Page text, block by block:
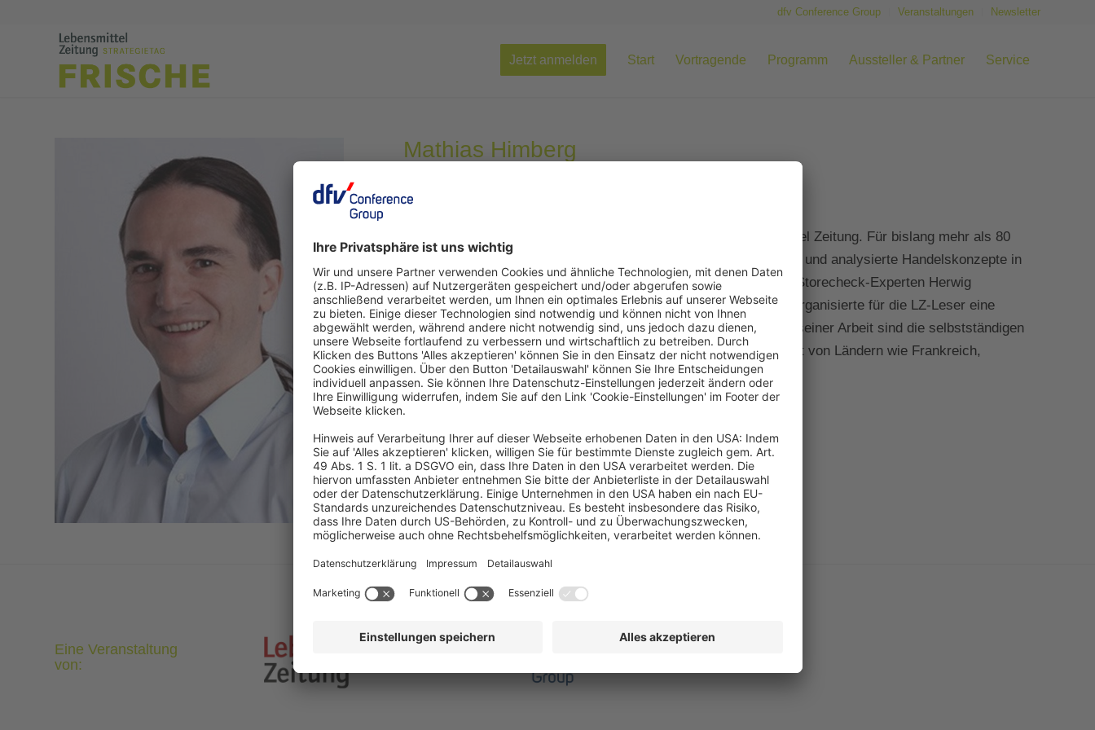
dfv Conference Group Veranstaltungen Newsletter
Jetzt anmelden Start Vortragende Programm Aussteller & Partner Service
Mathias Himberg
Redakteur
Mathias Himberg ist seit Oktober 2010 Redakteur der Lebensmittel Zeitung. Für bislang mehr als 80
Store-Checks besuchte der 45-Jährige Märkte im deutschen LEH und analysierte Handelskonzepte in
den USA und ganz Europa. Mit dem Bochumer Großhändler und Storecheck-Experten Herwig
Niggemann durchleuchtete er zahlreiche deutsche Formate und organisierte für die LZ-Leser eine
Studienreise nach Boston und New York. Weitere Schwerpunkte seiner Arbeit sind die selbstständigen
Kaufleute und die LZ-Sommertour, in der er die Handelslandschaft von Ländern wie Frankreich,
Russland oder China vorstellt.
Eine Veranstaltung
von: